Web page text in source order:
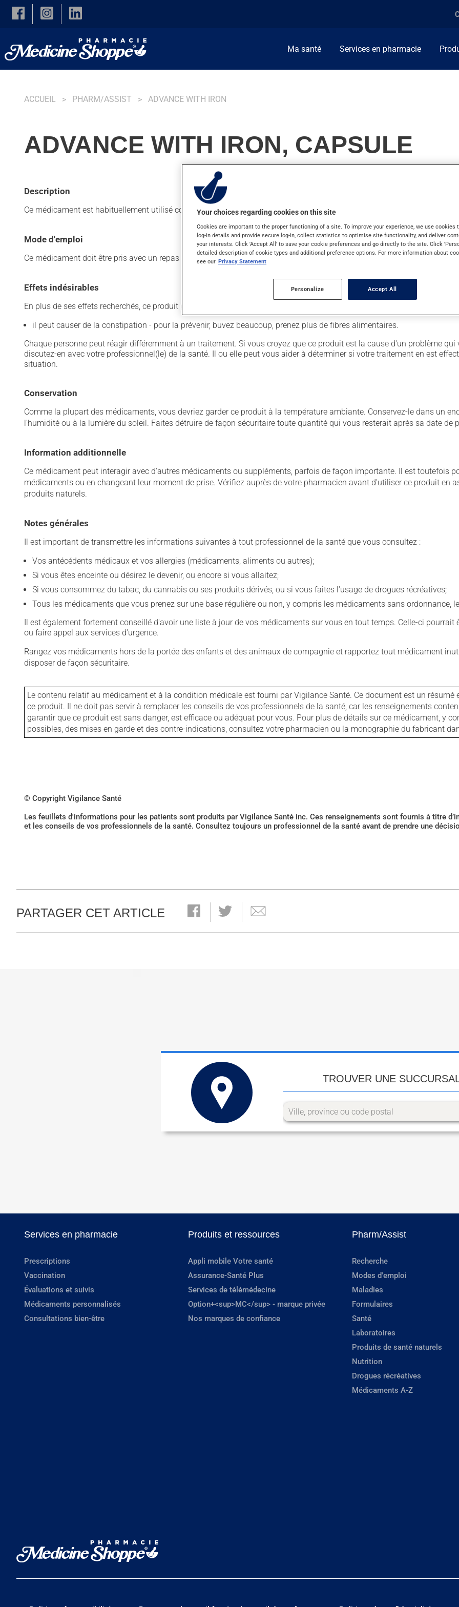
Skip to main content
Ma santé Services en pharmacie
ACCUEIL PHARM/ASSIST ADVANCE WITH IRON
ADVANCE WITH IRON, CAPSULE
Description
Ce médicament est habituellement utilisé comme supplément de vitamines et minéraux.
Mode d'emploi
Ce médicament doit être pris avec un repas et un grand verre d'eau.
Effets indésirables
En plus de ses effets recherchés, ce produit peut à l'occasion entraîner certains effets indésirables (effets secondaires),
il peut causer de la constipation - pour la prévenir, buvez beaucoup, prenez plus de fibres alimentaires.
Chaque personne peut réagir différemment à un traitement. Si vous croyez que ce produit est la cause d'un problème
discutez-en avec votre professionnel(le) de la santé. Il ou elle peut vous aider à déterminer si votre traitement en est
situation.
Conservation
Comme la plupart des médicaments, vous devriez garder ce produit à la température ambiante. Conservez-le dans un
l'humidité ou à la lumière du soleil. Faites détruire de façon sécuritaire toute quantité qui vous resterait après sa date de
Information additionnelle
Ce médicament peut interagir avec d'autres médicaments ou suppléments, parfois de façon importante. Il est toutefois
médicaments ou en changeant leur moment de prise. Vérifiez auprès de votre pharmacien avant d'utiliser ce produit en
produits naturels.
Notes générales
Il est important de transmettre les informations suivantes à tout professionnel de la santé que vous consultez :
Vos antécédents médicaux et vos allergies (médicaments, aliments ou autres);
Si vous êtes enceinte ou désirez le devenir, ou encore si vous allaitez;
Si vous consommez du tabac, du cannabis ou ses produits dérivés, ou si vous faites l'usage de drogues récréatives;
Tous les médicaments que vous prenez sur une base régulière ou non, y compris les médicaments sans ordonnance,
Il est également fortement conseillé d'avoir une liste à jour de vos médicaments sur vous en tout temps. Celle-ci
ou faire appel aux services d'urgence.
Rangez vos médicaments hors de la portée des enfants et des animaux de compagnie et rapportez tout médicament
disposer de façon sécuritaire.
Le contenu relatif au médicament et à la condition médicale est fourni par Vigilance Santé. Ce document est un
ce produit. Il ne doit pas servir à remplacer les conseils de vos professionnels de la santé, car les renseignements
garantir que ce produit est sans danger, est efficace ou adéquat pour vous. Pour plus de détails sur ce médicament, y
possibles, des mises en garde et des contre-indications, consultez votre pharmacien ou la monographie du fabricant
© Copyright Vigilance Santé
Les feuillets d'informations pour les patients sont produits par Vigilance Santé inc. Ces renseignements sont fournis à titre
et les conseils de vos professionnels de la santé. Consultez toujours un professionnel de la santé avant de prendre une
PARTAGER CET ARTICLE
TROUVER UNE
Services en pharmacie
Prescriptions
Vaccination
Évaluations et suivis
Médicaments personnalisés
Consultations bien-être
Produits et ressources
Appli mobile Votre santé
Assurance-Santé Plus
Services de télémédecine
Option+<sup>MC</sup> - marque privée
Nos marques de confiance
Pharm/Assist
Recherche
Modes d'emploi
Maladies
Formulaires
Santé
Laboratoires
Produits de santé naturels
Nutrition
Drogues récréatives
Médicaments A-Z
Your choices regarding cookies on this site
Cookies are important to the proper functioning of a site. To improve your experience, we use cookies
log-in details and provide secure log-in, collect statistics to optimise site functionality, and deliver
your interests. Click 'Accept All' to save your cookie preferences and go directly to the site. Click
detailed description of cookie types and additional preference options. For more information about
see our Privacy Statement
Personalize Accept All